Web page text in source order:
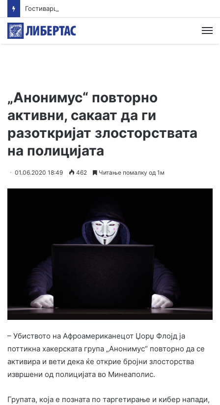
Гостиварци и натаму без пивка вода
„Анонимус“ повторно
активни, сакаат да ги
разоткријат злосторствата
на полицијата
01.06.2020 18:49 462 Читање помалку од 1м
– Убиството на Афроамериканецот Џорџ Флојд ја
поттикна хакерската група „Анонимус“ повторно да се
активира и вети дека ќе открие бројни злосторства
извршени од полицијата во Минеаполис.
Групата, која е позната по таргетирање и кибер напади,